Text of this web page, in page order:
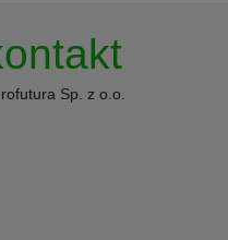
Sp. z o.o.